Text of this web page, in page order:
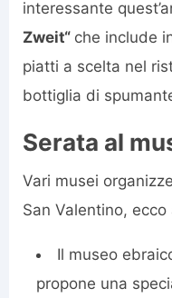
interessante
Zweit“ che include
piatti a scelta nel
bottiglia di
Serata al
Vari musei
San Valentino,
Il museo
propone una